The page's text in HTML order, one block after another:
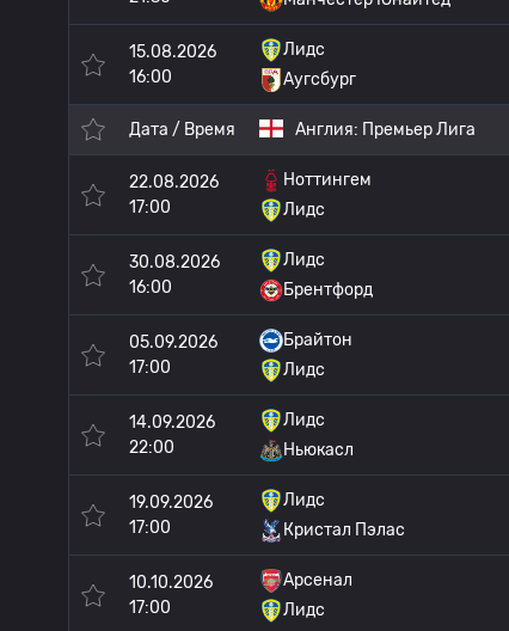
15.08.2026
16:00
Лидс
Аугсбург
Дата / Время Англия: Премьер Лига
22.08.2026
17:00
Ноттингем
Лидс
30.08.2026
16:00
Лидс
Брентфорд
05.09.2026
17:00
Брайтон
Лидс
14.09.2026
22:00
Лидс
Ньюкасл
19.09.2026
17:00
Лидс
Кристал Пэлас
10.10.2026
17:00
Арсенал
Лидс